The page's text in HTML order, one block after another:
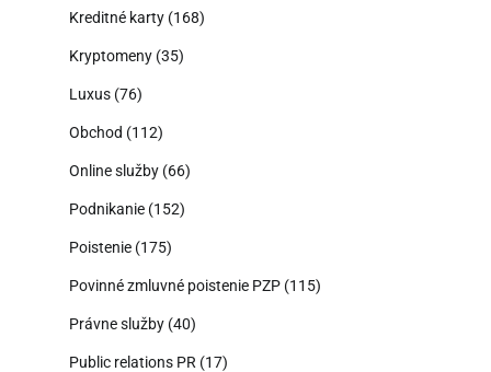
Kreditné karty (168)
Kryptomeny (35)
Luxus (76)
Obchod (112)
Online služby (66)
Podnikanie (152)
Poistenie (175)
Povinné zmluvné poistenie PZP (115)
Právne služby (40)
Public relations PR (17)